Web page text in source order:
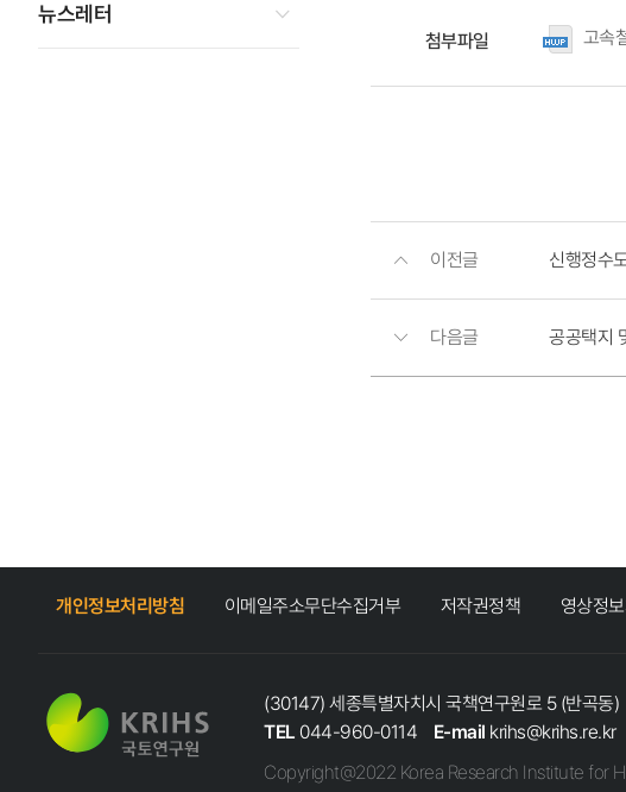
뉴스레터
첨부파일 고속
이전글 신행정수
다음글 공공택지
개인정보처리방침 이메일주소무단수집거부 저작권정책 영상정
(30147) 세종특별자치시 국책연구원로 5 (반곡동)
TEL 044-960-0114 E-mail krihs@krihs.re.kr
Copyright@2022 Korea Research Institute for